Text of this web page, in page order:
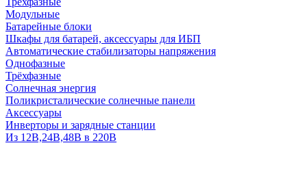
Модульные
Батарейные блоки
Шкафы для батарей, аксессуары для ИБП
Автоматические стабилизаторы напряжения
Однофазные
Трёхфазные
Солнечная энергия
Поликристалические солнечные панели
Аксессуары
Инверторы и зарядные станции
Из 12В,24В,48В в 220В